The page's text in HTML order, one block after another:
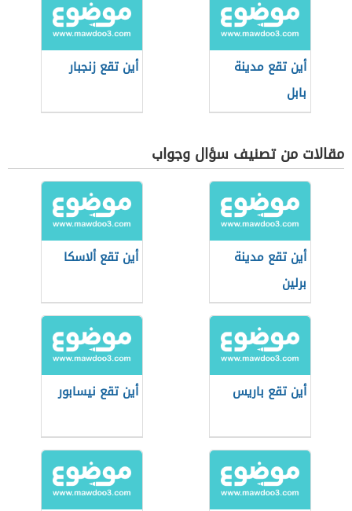
أين تقع مدينة
بابل
أين تقع زنجبار
مقالات من تصنيف سؤال وجواب
أين تقع مدينة
برلين
أين تقع ألاسكا
أين تقع باريس أين تقع نيسابور